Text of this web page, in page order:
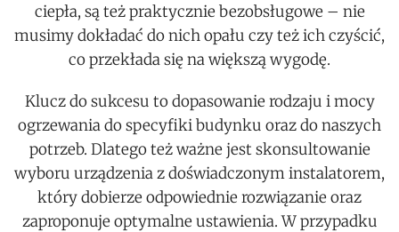
ciepła, są też praktycznie bezobsługowe – nie
musimy dokładać do nich opału czy też ich czyścić,
co przekłada się na większą wygodę.
Klucz do sukcesu to dopasowanie rodzaju i mocy
ogrzewania do specyfiki budynku oraz do naszych
potrzeb. Dlatego też ważne jest skonsultowanie
wyboru urządzenia z doświadczonym instalatorem,
który dobierze odpowiednie rozwiązanie oraz
zaproponuje optymalne ustawienia. W przypadku